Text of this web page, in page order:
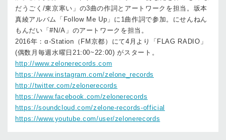
だうごく/東京寒い」の3曲の作詞とアートワークを担当。坂本
真綾アルバム「Follow Me Up」に1曲作詞で参加。にせんねん
もんだい「#N/A」のアートワークを担当。
2016年：α-Station（FM京都）にて4月より「FLAG RADIO」
(偶数月毎週水曜日21:00~22:00) がスタート。
http://www.zelonerecords.com
https://www.instagram.com/zelone_records
http://twitter.com/zelonerecords
https://www.facebook.com/zelonerecords
https://soundcloud.com/zelone-records-official
https://www.youtube.com/user/zelonerecords